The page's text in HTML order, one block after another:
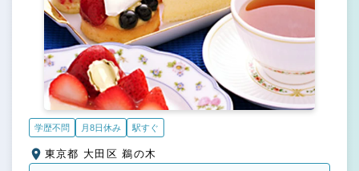
学歴不問 月8日休み 駅すぐ
東京都 大田区 鵜の木